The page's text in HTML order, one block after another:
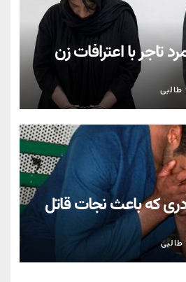
تاجر با اعترافات زن
طالبی
که باعث نجات قاتل
طالبی